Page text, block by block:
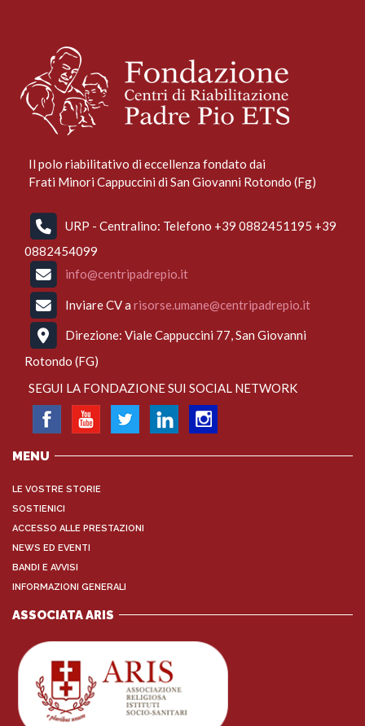
Il polo riabilitativo di eccellenza fondato dai
Frati Minori Cappuccini di San Giovanni Rotondo (Fg)
URP - Centralino: Telefono +39 0882451195 +39
0882454099
info@centripadrepio.it
Inviare CV a risorse.umane@centripadrepio.it
Direzione: Viale Cappuccini 77, San Giovanni
Rotondo (FG)
SEGUI LA FONDAZIONE SUI SOCIAL NETWORK
MENU
LE VOSTRE STORIE
SOSTIENICI
ACCESSO ALLE PRESTAZIONI
NEWS ED EVENTI
BANDI E AVVISI
INFORMAZIONI GENERALI
ASSOCIATA ARIS